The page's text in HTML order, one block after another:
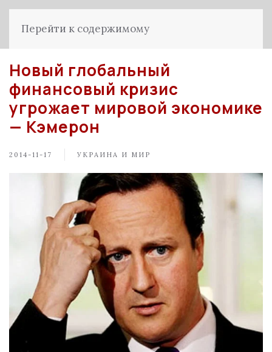
Перейти к содержимому
Новый глобальный
финансовый кризис
угрожает мировой экономике
— Кэмерон
2014-11-17 УКРАИНА И МИР